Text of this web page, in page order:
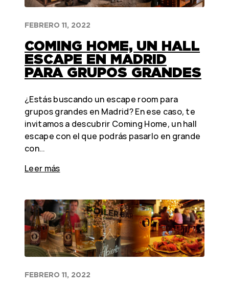
FEBRERO 11, 2022
COMING HOME, UN HALL
ESCAPE EN MADRID
PARA GRUPOS GRANDES
¿Estás buscando un escape room para
grupos grandes en Madrid? En ese caso, te
invitamos a descubrir Coming Home, un hall
escape con el que podrás pasarlo en grande
con…
Leer más
FEBRERO 11, 2022